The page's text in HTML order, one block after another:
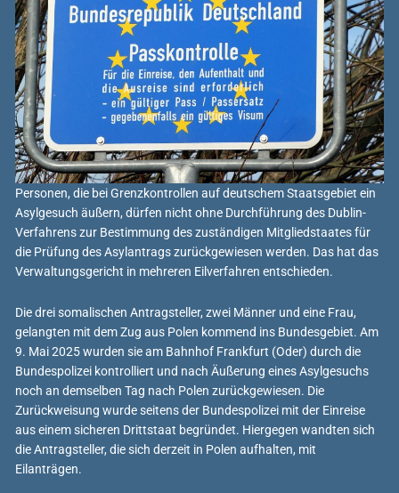
Personen, die bei Grenzkontrollen auf deutschem Staatsgebiet ein
Asylgesuch äußern, dürfen nicht ohne Durchführung des Dublin-
Verfahrens zur Bestimmung des zuständigen Mitgliedstaates für
die Prüfung des Asylantrags zurückgewiesen werden. Das hat das
Verwaltungsgericht in mehreren Eilverfahren entschieden.
Die drei somalischen Antragsteller, zwei Männer und eine Frau,
gelangten mit dem Zug aus Polen kommend ins Bundesgebiet. Am
9. Mai 2025 wurden sie am Bahnhof Frankfurt (Oder) durch die
Bundespolizei kontrolliert und nach Äußerung eines Asylgesuchs
noch an demselben Tag nach Polen zurückgewiesen. Die
Zurückweisung wurde seitens der Bundespolizei mit der Einreise
aus einem sicheren Drittstaat begründet. Hiergegen wandten sich
die Antragsteller, die sich derzeit in Polen aufhalten, mit
Eilanträgen.